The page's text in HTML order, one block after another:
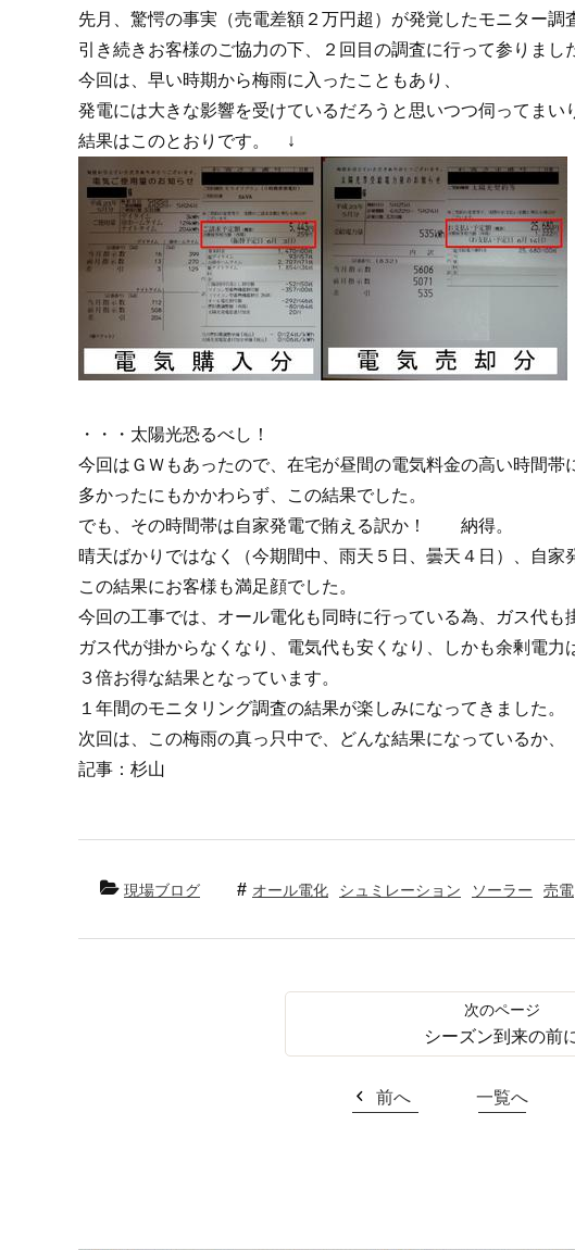
先月、驚愕の事実（売電差額２万円超）が発覚したモニター調
引き続きお客様のご協力の下、２回目の調査に行って参りまし
今回は、早い時期から梅雨に入ったこともあり、
発電には大きな影響を受けているだろうと思いつつ伺ってまい
結果はこのとおりです。 ↓
・・・太陽光恐るべし！
今回はＧＷもあったので、在宅が昼間の電気料金の高い時間帯
多かったにもかかわらず、この結果でした。
でも、その時間帯は自家発電で賄える訳か！ 納得。
晴天ばかりではなく（今期間中、雨天５日、曇天４日）、自家
この結果にお客様も満足顔でした。
今回の工事では、オール電化も同時に行っている為、ガス代も
ガス代が掛からなくなり、電気代も安くなり、しかも余剰電力
３倍お得な結果となっています。
１年間のモニタリング調査の結果が楽しみになってきました。
次回は、この梅雨の真っ只中で、どんな結果になっているか、
記事：杉山
現場ブログ オール電化 シュミレーション ソーラー 売電
シーズン到来の前
前へ 一覧へ